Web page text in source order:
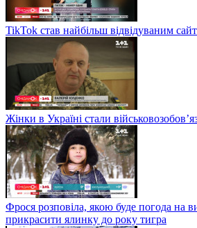
TikTok став найбільш відвідуваним
Жінки в Україні стали
Фрося розповіла, якою буде погода на
прикрасити ялинку до року тигра